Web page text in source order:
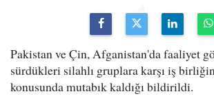
Pakistan ve Çin, Afganistan'da faaliyet
sürdükleri silahlı gruplara karşı iş
konusunda mutabık kaldığı bildirildi.